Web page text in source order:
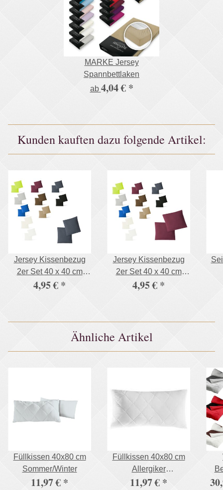
MARKE Jersey
Spannbettlaken
ab 4,04 € *
Kunden kauften dazu folgende Artikel:
Jersey Kissenbezug
2er Set 40 x 40 cm
anthrazit
4,95 € *
Jersey Kissenbezug
2er Set 40 x 40 cm
bordeaux
4,95 € *
Ähnliche Artikel
Füllkissen 40x80 cm
Sommer/Winter
11,97 € *
Füllkissen 40x80 cm
Allergiker
Rautensteppung
11,97 € *